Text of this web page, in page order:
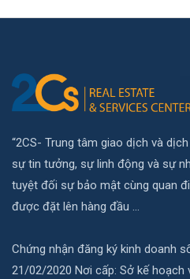
“2CS- Trung tâm giao dịch và
sự tin tưởng, sự linh động và sự
tuyệt đối sự bảo mật cùng quan
được đặt lên hàng đầu ...
Chứng nhận đăng ký kinh doanh
21/02/2020 Nơi cấp: Sở kế hoạch